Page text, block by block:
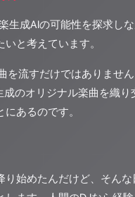
生成AIの可能性を探求し
と考えています。
を流すだけではありませ
のオリジナル楽曲を織り
あるのです。
始めたんだけど、そん